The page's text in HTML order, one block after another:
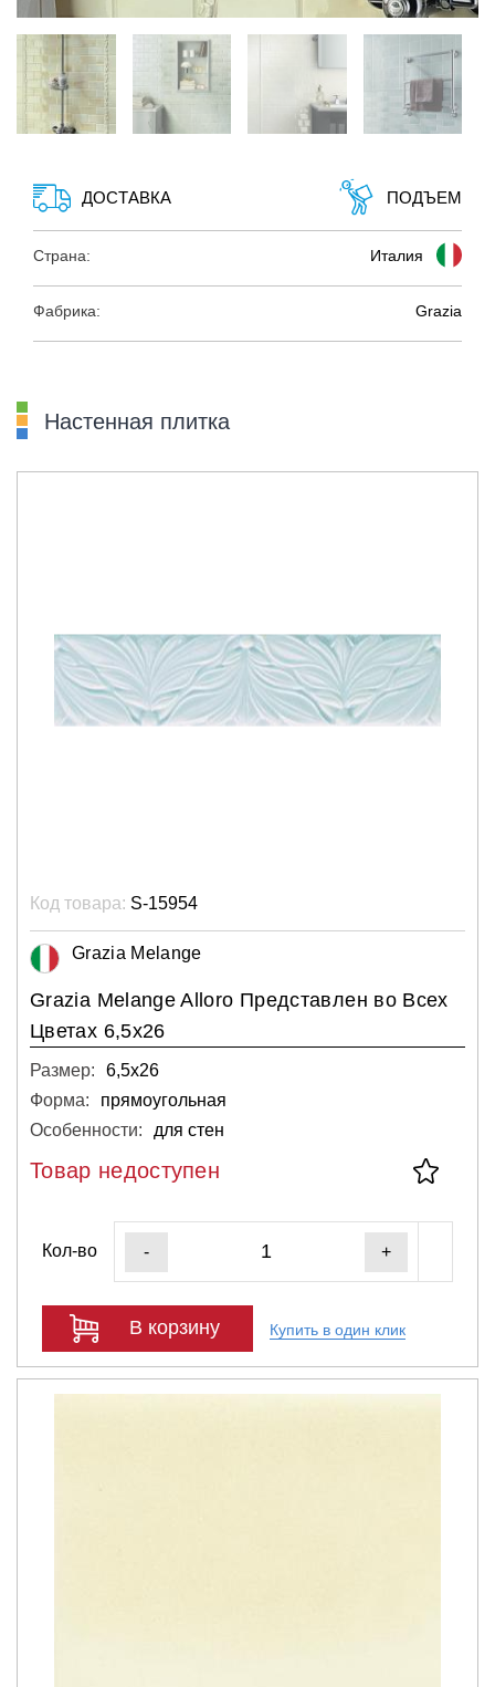
ДОСТАВКА ПОДЪЕМ
Страна: Италия
Фабрика: Grazia
Настенная плитка
Код товара: S-15954
Grazia Melange
Grazia Melange Alloro Представлен во Всех
Цветах 6,5x26
Размер:
6,5х26
Форма:
прямоугольная
Особенности:
для стен
Товар недоступен
Кол-во - +
В корзину Купить в один клик